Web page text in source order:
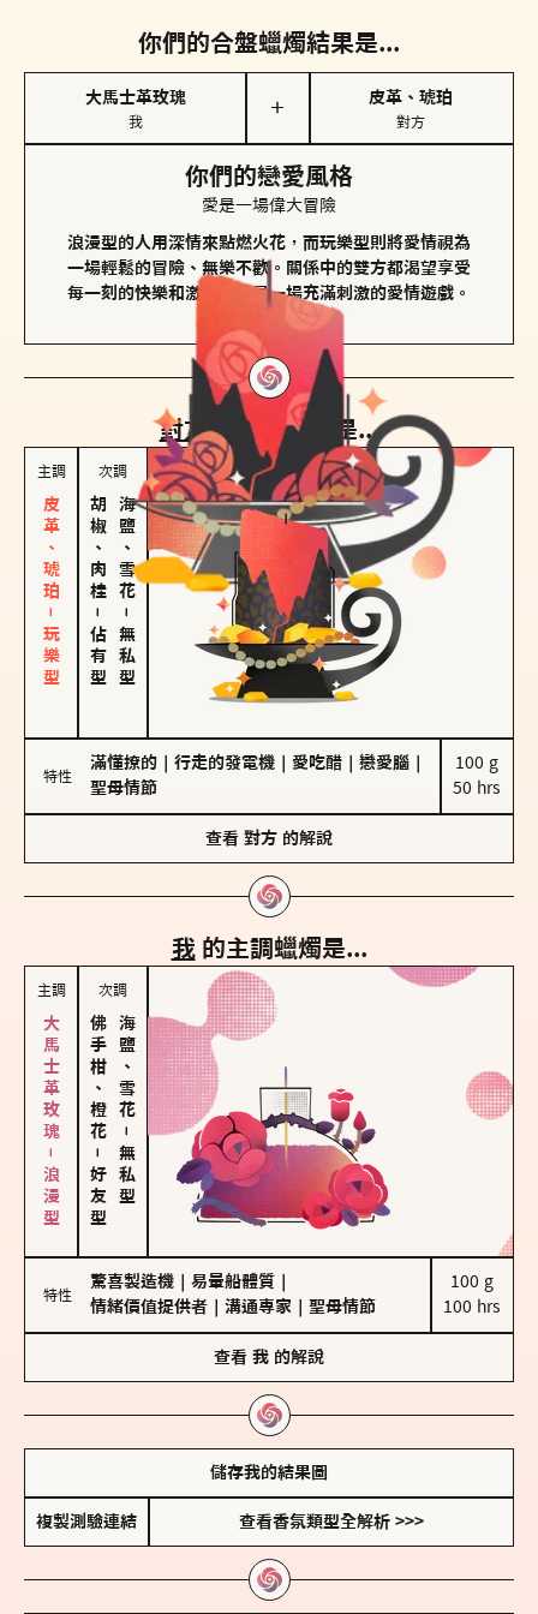
你們的合盤蠟燭結果是...
大馬士革玫瑰
我
＋
皮革、琥珀
對方
你們的戀愛風格
愛是一場偉大冒險
浪漫型的人用深情來點燃火花，而玩樂型則將愛情視為
一場輕鬆的冒險、無樂不歡。關係中的雙方都渴望享受
每一刻的快樂和激動，像是一場充滿刺激的愛情遊戲。
對方的主調蠟燭是...
主調
皮革、琥珀－玩樂型
次調
胡椒、肉桂
－
佔有型
海鹽、雪花
－
無私型
特性
滿懂撩的 行走的發電機 愛吃醋 戀愛腦
聖母情節
100 g
50 hrs
查看 對方 的解說
我 的主調蠟燭是...
主調
大馬士革玫瑰－浪漫型
次調
佛手柑、橙花
－
好友型
海鹽、雪花
－
無私型
特性
驚喜製造機 易暈船體質
情緒價值提供者
溝通專家 聖母情節
100 g
100 hrs
查看 我 的解說
儲存我的結果圖
複製測驗連結 查看香氛類型全解析 >>>